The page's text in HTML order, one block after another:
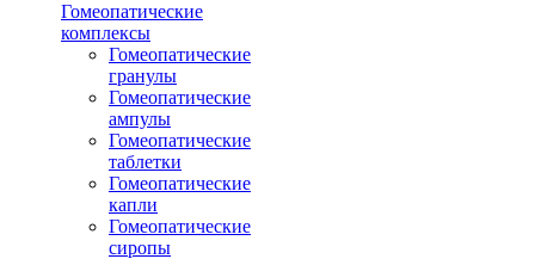
Гомеопатические
комплексы
Гомеопатические
гранулы
Гомеопатические
ампулы
Гомеопатические
таблетки
Гомеопатические
капли
Гомеопатические
сиропы